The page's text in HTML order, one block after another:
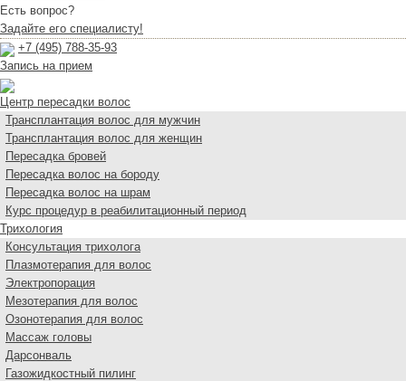
Есть вопрос?
Задайте его специалисту!
+7 (495) 788-35-93
Запись на прием
Центр пересадки волос
Трансплантация волос для мужчин
Трансплантация волос для женщин
Пересадка бровей
Пересадка волос на бороду
Пересадка волос на шрам
Курс процедур в реабилитационный период
Трихология
Консультация трихолога
Плазмотерапия для волос
Электропорация
Мезотерапия для волос
Озонотерапия для волос
Массаж головы
Дарсонваль
Газожидкостный пилинг